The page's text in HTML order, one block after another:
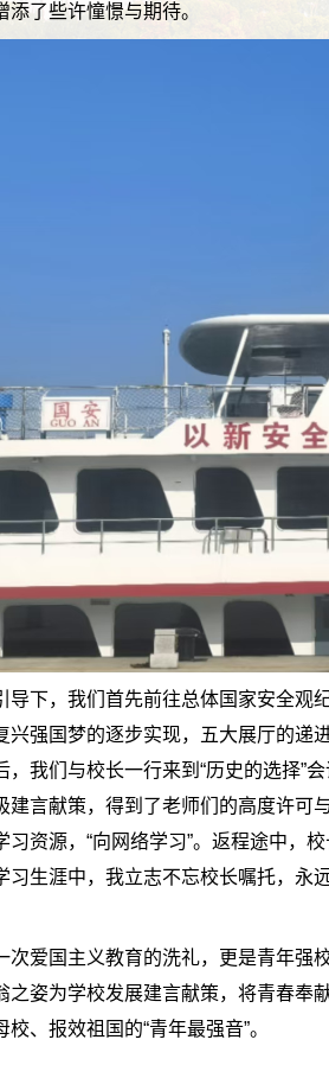
了些许憧憬与期待。
导下，我们首先前往总体国家安全观
兴强国梦的逐步实现，五大展厅的递
我们与校长一行来到“历史的选择”
言献策，得到了老师们的高度许可
资源，“向网络学习”。返程途中，
生涯中，我立志不忘校长嘱托，永
次爱国主义教育的洗礼，更是青年强
之姿为学校发展建言献策，将青春奉
、报效祖国的“青年最强音”。